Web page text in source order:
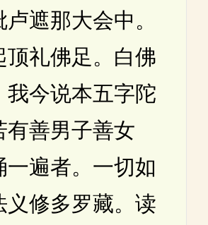
遮那大会中。
顶礼佛足。白佛
我今说本五字陀
有善男子善女
一遍者。一切如
义修多罗藏。读